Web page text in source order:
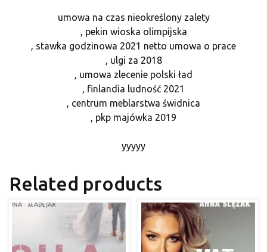
umowa na czas nieokreślony zalety
, pekin wioska olimpijska
, stawka godzinowa 2021 netto umowa o prace
, ulgi za 2018
, umowa zlecenie polski ład
, finlandia ludność 2021
, centrum meblarstwa świdnica
, pkp majówka 2019
yyyyy
Related products